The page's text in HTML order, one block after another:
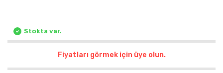
Stokta var.
Fiyatları görmek için üye olun.